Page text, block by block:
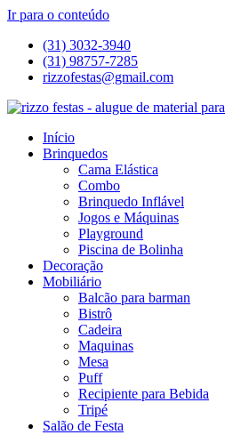
Ir para o conteúdo
(31) 3032-3940
(31) 98757-7285
rizzofestas@gmail.com
Início
Brinquedos
Cama Elástica
Combo
Brinquedo Inflável
Jogos e Máquinas
Playground
Piscina de Bolinha
Decoração
Mobiliário
Balcão para barman
Bistrô
Cadeira
Maquinas
Mesa
Puff
Recipiente para Bebida
Tripé
Salão de Festa